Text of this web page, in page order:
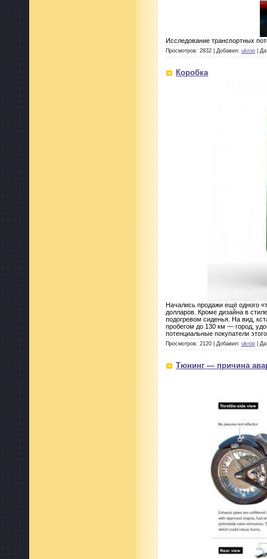
Исследование транспортных
Просмотров: 2832 | Добавил: ukrop |
Коробка
Начались продажи ещё одного
долларов. Кроме дизайна в
подогревом сиденья. На вид,
пробегом до 130 км — город,
потенциальные покупатели
Просмотров: 2120 | Добавил: ukrop |
Тюнинг — причина